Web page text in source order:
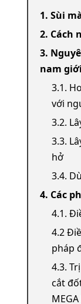
1. Sùi
2. Cách
3.
nam giới
3.1.
với
3.2.
3.3.
hở
3.4.
4. Các
4.1.
4.2
pháp
4.3.
cắt